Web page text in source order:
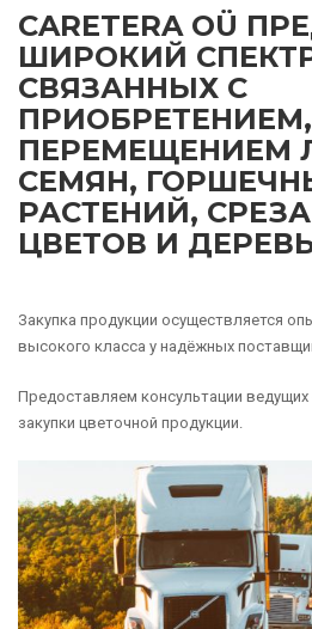
CARETERA OÜ
ШИРОКИЙ
СВЯЗАННЫХ С
ПЕРЕМЕЩЕНИЕМ
СЕМЯН,
РАСТЕНИЙ,
ЦВЕТОВ И
Закупка продукции осуществляется
высокого класса у надёжных
Предоставляем консультации
закупки цветочной продукции.